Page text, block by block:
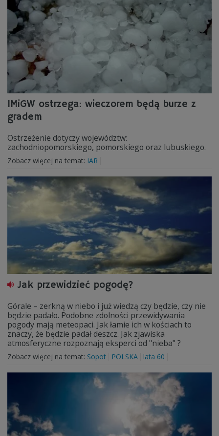
IMiGW ostrzega: wieczorem będą burze z
gradem
Ostrzeżenie dotyczy województw:
zachodniopomorskiego, pomorskiego oraz lubuskiego.
Zobacz więcej na temat: IAR
Jak przewidzieć pogodę?
Górale – zerkną w niebo i już wiedzą czy będzie, czy nie
będzie padało. Podobne zdolności przewidywania
pogody mają meteopaci. Jak łamie ich w kościach to
znaczy, że będzie padał deszcz. Jak zjawiska
atmosferyczne rozpoznają eksperci od "nieba" ?
Zobacz więcej na temat: Sopot POLSKA lata 60